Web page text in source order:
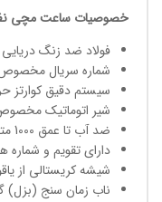
خصوصیات ساعت مچی
فولاد ضد زنگ
شماره سریال
سیستم دقیق کوارتز
شیر اتوماتیک
ضد آب تا عمق 1000 متر (100 بار).
دارای تقویم و
شیشه کریستالی از
ناب زمان سنج